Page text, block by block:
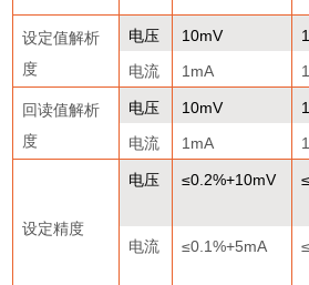
设定值解析
度
电压 10mV
电流
1mA
回读值解析
度
电压 10mV
电流
1mA
设定精度
电压 ≤0.2%+10mV
电流
≤0.1%+5mA